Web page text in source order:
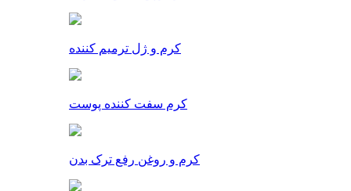
کرم و ژل ترمیم کننده
کرم سفت کننده پوست
کرم و روغن رفع ترک بدن